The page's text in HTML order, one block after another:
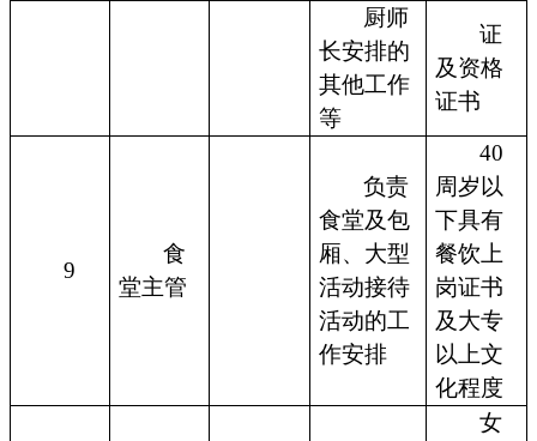
厨师
长安排的
其他工作
等
证
及资格
证书
9
食
堂主管
负责
食堂及包
厢、大型
活动接待
活动的工
作安排
40
周岁以
下具有
餐饮上
岗证书
及大专
以上文
化程度
女